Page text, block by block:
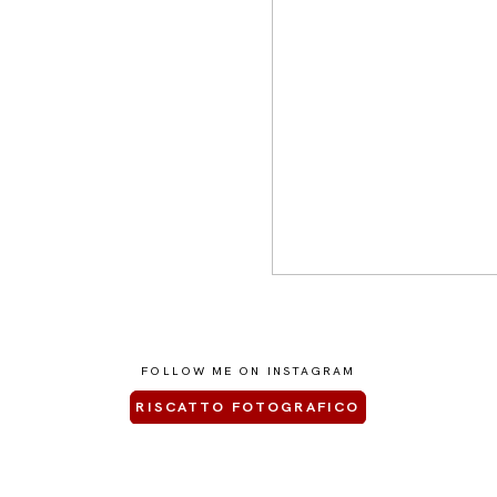
FOLLOW ME ON INSTAGRAM
RISCATTO FOTOGRAFICO